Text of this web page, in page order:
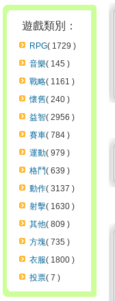
遊戲類別：
RPG( 1729 )
音樂( 145 )
戰略( 1161 )
懷舊( 240 )
益智( 2956 )
賽車( 784 )
運動( 979 )
格鬥( 639 )
動作( 3137 )
射擊( 1630 )
其他( 809 )
方塊( 735 )
衣服( 1800 )
投票( 7 )